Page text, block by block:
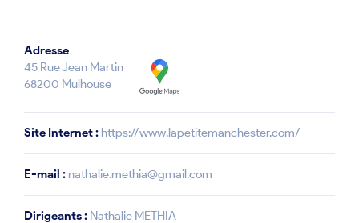
Adresse
45 Rue Jean Martin
68200 Mulhouse
Site Internet : https://www.lapetitemanchester.com/
E-mail : nathalie.methia@gmail.com
Dirigeants : Nathalie METHIA